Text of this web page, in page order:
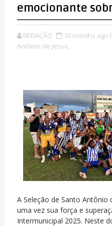
emocionante
REDAÇÃO 10 months ago
Antônio de Jesus,
A Seleção de Santo Antônio
uma vez sua força e
Intermunicipal 2025. Neste